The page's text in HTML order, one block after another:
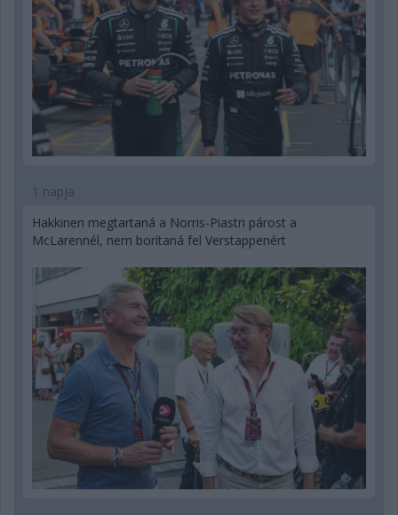
1 napja
Hakkinen megtartaná a Norris-Piastri párost a
McLarennél, nem borítaná fel Verstappenért